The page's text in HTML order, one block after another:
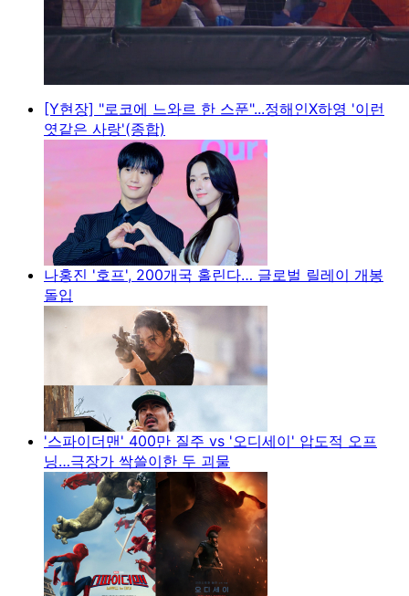
[Y현장] "로코에 느와르 한 스푼"...정해인X하영 '이런
엿같은 사랑'(종합)
나홍진 '호프', 200개국 홀린다… 글로벌 릴레이 개봉
돌입
'스파이더맨' 400만 질주 vs '오디세이' 압도적 오프
닝…극장가 싹쓸이한 두 괴물